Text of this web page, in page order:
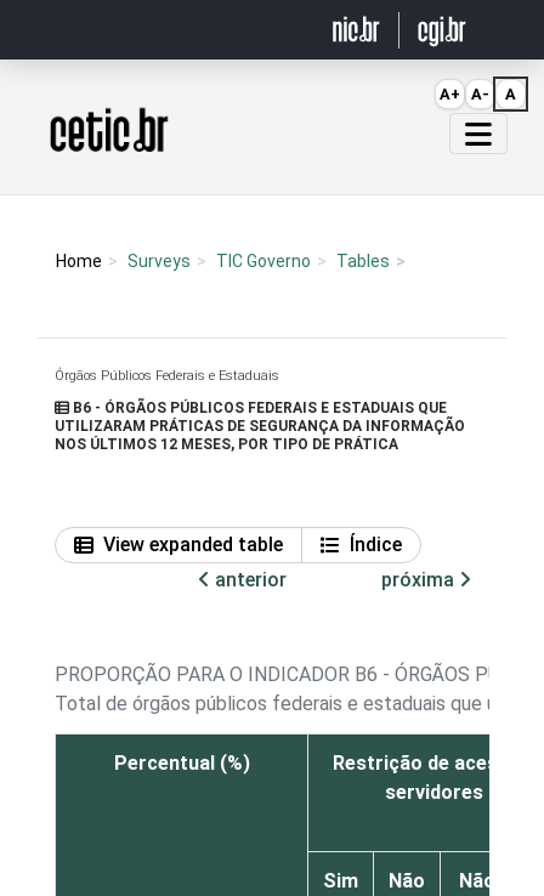
Página inicial
Home Surveys TIC Governo Tables
Órgãos Públicos Federais e Estaduais
B6 - ÓRGÃOS PÚBLICOS FEDERAIS E ESTADUAIS QUE
UTILIZARAM PRÁTICAS DE SEGURANÇA DA INFORMAÇÃO
NOS ÚLTIMOS 12 MESES, POR TIPO DE PRÁTICA
View expanded table
Índice
anterior
próxima
PROPORÇÃO PARA O INDICADOR B6 - ÓRGÃOS
Total de órgãos públicos federais e estaduais que
Percentual (%)
Restrição de acesso
servidores
Sim Não
Não
A+ A- A